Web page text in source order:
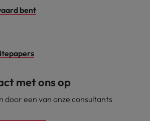
bent
met ons op
door een van onze consultants